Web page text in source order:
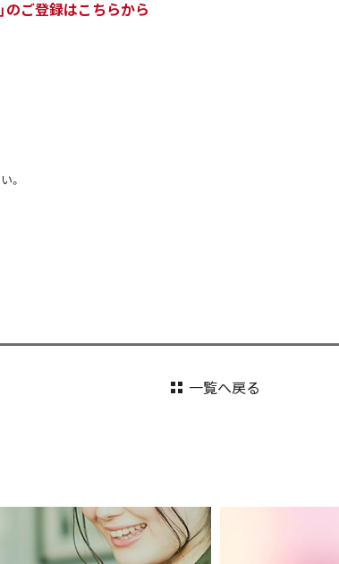
のご登録はこちらから
。
一覧へ戻る